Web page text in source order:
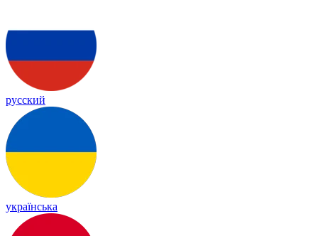
русский
українська